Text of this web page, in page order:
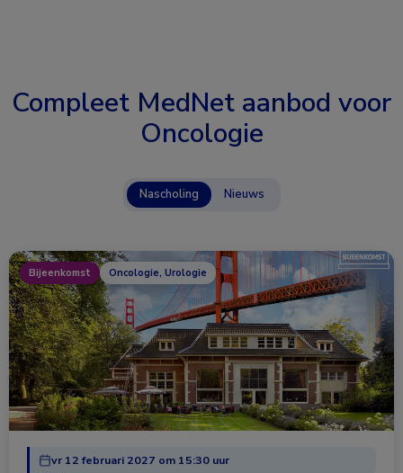
Compleet MedNet aanbod voor
Oncologie
Nascholing Nieuws
Bijeenkomst Oncologie, Urologie
vr 12 februari 2027 om 15:30 uur